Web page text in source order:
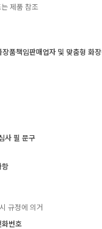
제품 참조
장품책임판매업자 및 맞춤형 화
사 필 문구
항
규정에 의거
화번호